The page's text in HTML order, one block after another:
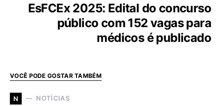
EsFCEx 2025: Edital do concurso
público com 152 vagas para
médicos é publicado
VOCÊ PODE GOSTAR TAMBÉM
N NOTÍCIAS